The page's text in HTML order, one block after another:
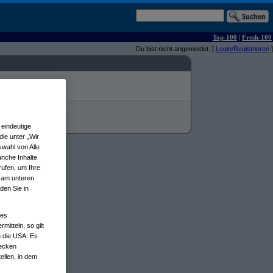
Top-100 | Fresh-100
Du bist nicht angemeldet. [ Login/Registrieren ]
unter „Wir
von Alle
Inhalte
um Ihre
unteren
Sie in
so gilt
die USA. Es
in dem